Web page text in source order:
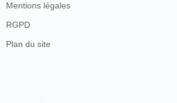
Marc Klaw is to have the management of Fanny
take charge of the business, and each plumed
Mentions légales
RGPD
Plan du site